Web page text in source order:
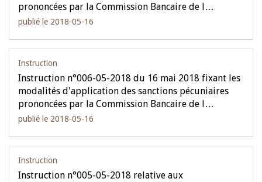
prononcées par la Commission Bancaire de l…
publié le 2018-05-16
Instruction
Instruction n°006-05-2018 du 16 mai 2018 fixant les
modalités d'application des sanctions pécuniaires
prononcées par la Commission Bancaire de l…
publié le 2018-05-16
Instruction
Instruction n°005-05-2018 relative aux